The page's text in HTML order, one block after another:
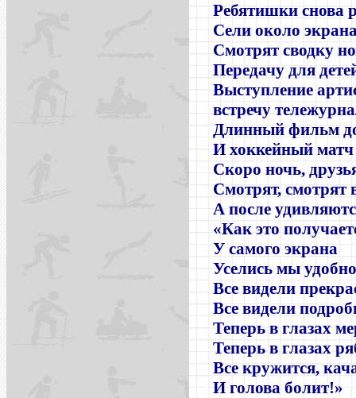
Ребятишки снова
Сели около
Смотрят сводку
Передачу для
Выступление
встречу
Длинный фильм
И хоккейный
Скоро ночь,
Смотрят, смотрят
А после
«Как это
У самого экрана
Уселись мы
Все видели
Все видели
Теперь в глазах
Теперь в глазах
Все кружится,
И голова болит!»